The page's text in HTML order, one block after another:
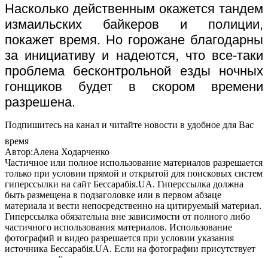
Насколько действенным окажется тандем
измаильских байкеров и полиции,
покажет время. Но горожане благодарны
за инициативу и надеются, что все-таки
проблема бесконтрольной езды ночных
гонщиков будет в скором времени
разрешена.
Подпишитесь на канал и читайте новости в удобное для Вас
время
Автор:Алена Ходарченко
Частичное или полное использование материалов разрешается
только при условии прямой и открытой для поисковых систем
гиперссылки на сайт Бессарабія.UA. Гиперссылка должна
быть размещена в подзаголовке или в первом абзаце
материала и вести непосредственно на цитируемый материал.
Гиперссылка обязательна вне зависимости от полного либо
частичного использования материалов. Использование
фотографий и видео разрешается при условии указания
источника Бессарабія.UA. Если на фотографии присутствует